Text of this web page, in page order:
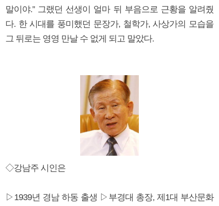
말이야.” 그랬던 선생이 얼마 뒤 부음으로 근황을 알려줬
다. 한 시대를 풍미했던 문장가, 철학가, 사상가의 모습을
그 뒤로는 영영 만날 수 없게 되고 말았다.
◇강남주 시인은
▷1939년 경남 하동 출생 ▷부경대 총장, 제1대 부산문화